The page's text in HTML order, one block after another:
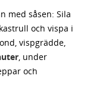
med såsen: Sila
och vispa i
vispgrädde,
, under
och